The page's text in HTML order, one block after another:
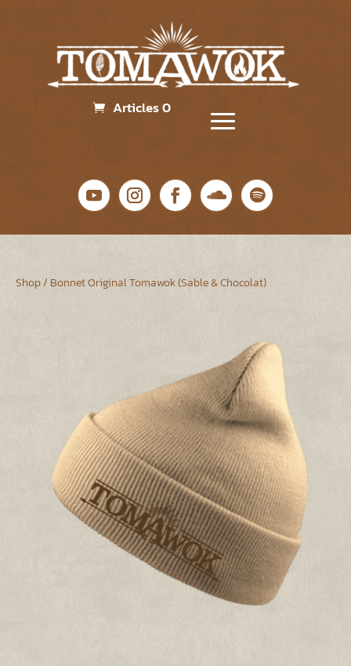
Articles 0
Shop/ Bonnet Original Tomawok (Sable & Chocolat)